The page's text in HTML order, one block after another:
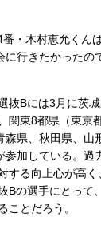
・木村恵允くん
行きたかった
Bには3月に茨
関東8都県（東京
県、秋田県、
加している。
る向上心が高
Bの選手にとって
ことだろう。